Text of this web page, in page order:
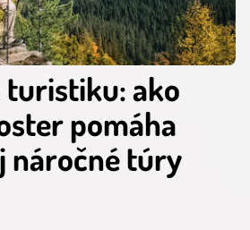
turistiku: ako
pomáha
náročné túry